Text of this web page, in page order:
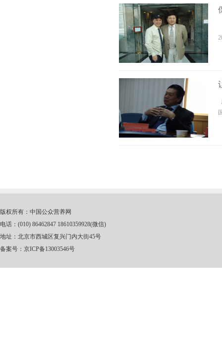
版权所有：中国公众营养网
电话：(010) 86462847 18610359928(微信)
地址：北京市西城区复兴门内大街45号
备案号： 京ICP备13003546号